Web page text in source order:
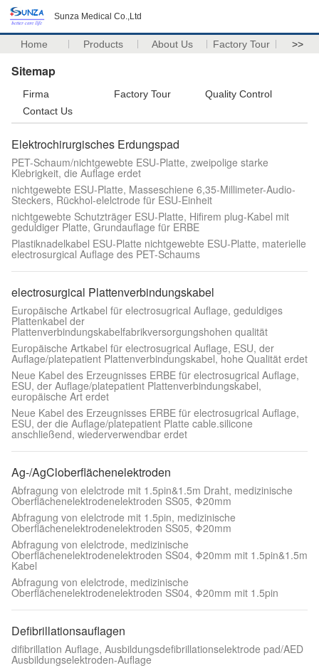
Sunza Medical Co.,Ltd
Home Products About Us Factory Tour >>
Sitemap
Firma Factory Tour
Quality Control
Contact Us
Elektrochirurgisches Erdungspad
PET-Schaum/nichtgewebte ESU-Platte, zweipolige starke
Klebrigkeit, die Auflage erdet
nichtgewebte ESU-Platte, Masseschiene 6,35-Millimeter-Audio-
Steckers, Rückhol-elelctrode für ESU-Einheit
nichtgewebte Schutzträger ESU-Platte, Hifirem plug-Kabel mit
geduldiger Platte, Grundauflage für ERBE
Plastiknadelkabel ESU-Platte nichtgewebte ESU-Platte, materielle
electrosurgical Auflage des PET-Schaums
electrosurgical Plattenverbindungskabel
Europäische Artkabel für electrosugrical Auflage, geduldiges
Plattenkabel der
Plattenverbindungskabelfabrikversorgungshohen qualität
Europäische Artkabel für electrosugrical Auflage, ESU, der
Auflage/platepatient Plattenverbindungskabel, hohe Qualität erdet
Neue Kabel des Erzeugnisses ERBE für electrosugrical Auflage,
ESU, der Auflage/platepatient Plattenverbindungskabel,
europäische Art erdet
Neue Kabel des Erzeugnisses ERBE für electrosugrical Auflage,
ESU, der die Auflage/platepatient Platte cable.silicone
anschließend, wiederverwendbar erdet
Ag-/AgCloberflächenelektroden
Abfragung von elelctrode mit 1.5pin&1.5m Draht, medizinische
Oberflächenelektrodenelektroden SS05, Φ20mm
Abfragung von elelctrode mit 1.5pin, medizinische
Oberflächenelektrodenelektroden SS05, Φ20mm
Abfragung von elelctrode, medizinische
Oberflächenelektrodenelektroden SS04, Φ20mm mit 1.5pin&1.5m
Kabel
Abfragung von elelctrode, medizinische
Oberflächenelektrodenelektroden SS04, Φ20mm mit 1.5pin
Defibrillationsauflagen
difibrillation Auflage, Ausbildungsdefibrillationselektrode pad/AED
Ausbildungselektroden-Auflage